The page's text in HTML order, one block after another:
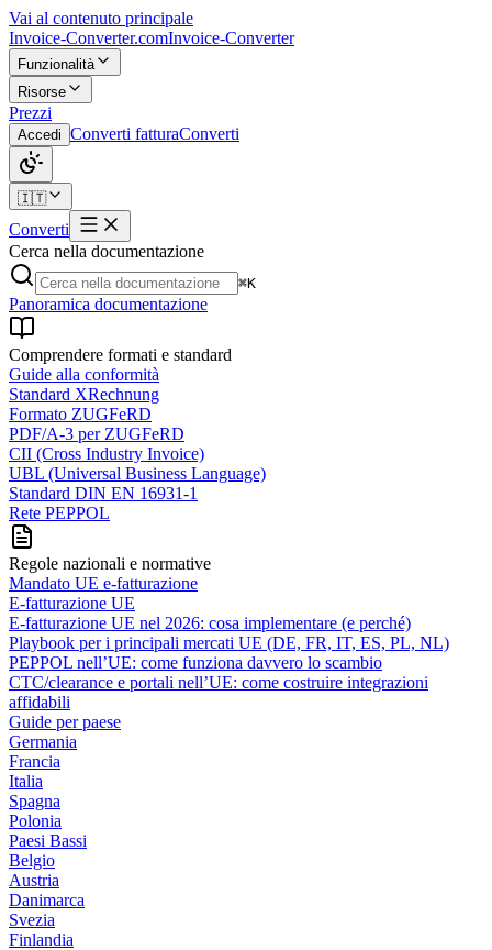
Vai al contenuto principale
Invoice-Converter.comInvoice-Converter
Funzionalità
Risorse
Prezzi
Accedi Converti fatturaConverti
🇮🇹
Converti
Cerca nella documentazione
⌘K
Panoramica documentazione
Comprendere formati e standard
Guide alla conformità
Standard XRechnung
Formato ZUGFeRD
PDF/A-3 per ZUGFeRD
CII (Cross Industry Invoice)
UBL (Universal Business Language)
Standard DIN EN 16931-1
Rete PEPPOL
Regole nazionali e normative
Mandato UE e-fatturazione
E-fatturazione UE
E-fatturazione UE nel 2026: cosa implementare (e perché)
Playbook per i principali mercati UE (DE, FR, IT, ES, PL, NL)
PEPPOL nell’UE: come funziona davvero lo scambio
CTC/clearance e portali nell’UE: come costruire integrazioni
affidabili
Guide per paese
Germania
Francia
Italia
Spagna
Polonia
Paesi Bassi
Belgio
Austria
Danimarca
Svezia
Finlandia